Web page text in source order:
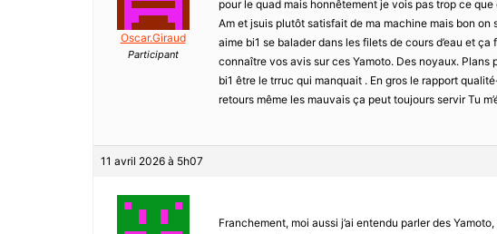
Oscar.Giraud
Participant
pour le quad mais honnêtement je vois pas trop ce
Am et jsuis plutôt satisfait de ma machine mais bon on
aime bi1 se balader dans les filets de cours d’eau et ça
connaître vos avis sur ces Yamoto. Des noyaux.
bi1 être le trruc qui manquait . En gros le rapport
retours même les mauvais ça peut toujours servir Tu
11 avril 2026 à 5h07
Franchement, moi aussi j’ai entendu parler des